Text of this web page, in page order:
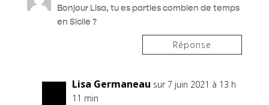
Bonjour Lisa, tu es parties combien de temps
en Sicile ?
Réponse
Lisa Germaneau sur 7 juin 2021 à 13 h
11 min